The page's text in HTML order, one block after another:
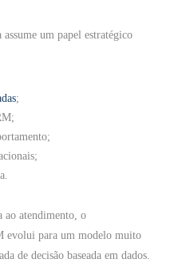
um papel estratégico
;
atendimento, o
evolui para um modelo muito
de decisão baseada em dados.